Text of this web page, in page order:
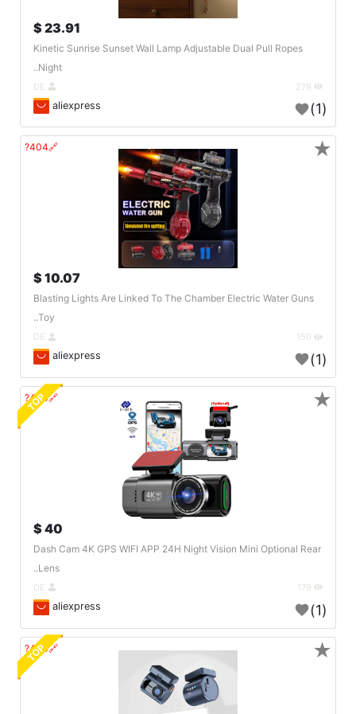
23.91 $
Kinetic Sunrise Sunset Wall Lamp Adjustable Dual Pull Ropes
Night..
aliexpress (1)
🔗404?
10.07 $
Blasting Lights Are Linked To The Chamber Electric Water Guns
Toy..
aliexpress (1)
★
🔗404?
TOP
40 $
Dash Cam 4K GPS WIFI APP 24H Night Vision Mini Optional Rear
Lens..
aliexpress (1)
★
🔗404?
TOP ★